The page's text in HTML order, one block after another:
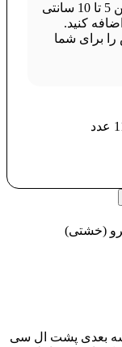
برای اندازه گیری و نصب بهتر، بین 5 تا 10 سانتی
کنید.
برای شما
(خشتی)
سه بعدی پشت ال سی